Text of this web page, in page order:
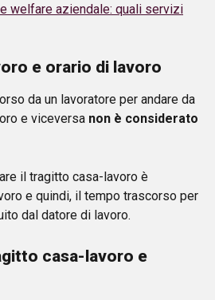
welfare aziendale: quali servizi
e orario di lavoro
da un lavoratore per andare da
e viceversa non è considerato
il tragitto casa-lavoro è
e quindi, il tempo trascorso per
dal datore di lavoro.
casa-lavoro e